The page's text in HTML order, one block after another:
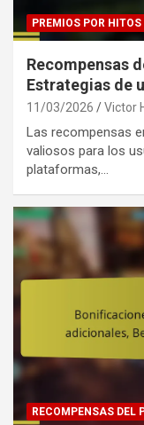
PREMIOS POR
Recompensas
Estrategias de
11/03/2026 Victor
Las recompensas
valiosos para los
plataformas,…
RECOMPENSAS DEL